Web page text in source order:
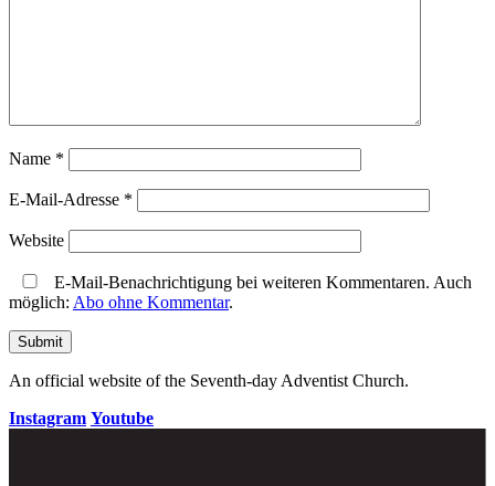
Name *
E-Mail-Adresse *
Website
E-Mail-Benachrichtigung bei weiteren Kommentaren. Auch
möglich: Abo ohne Kommentar.
An official website of the Seventh-day Adventist Church.
Instagram Youtube